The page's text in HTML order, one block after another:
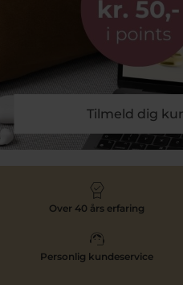
Tilmeld dig
Over 40 års erfaring
Personlig kundeservice